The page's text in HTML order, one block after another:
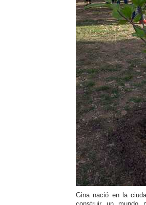
Gina nació en la